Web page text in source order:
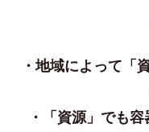
・地域によって「
・「資源」でも